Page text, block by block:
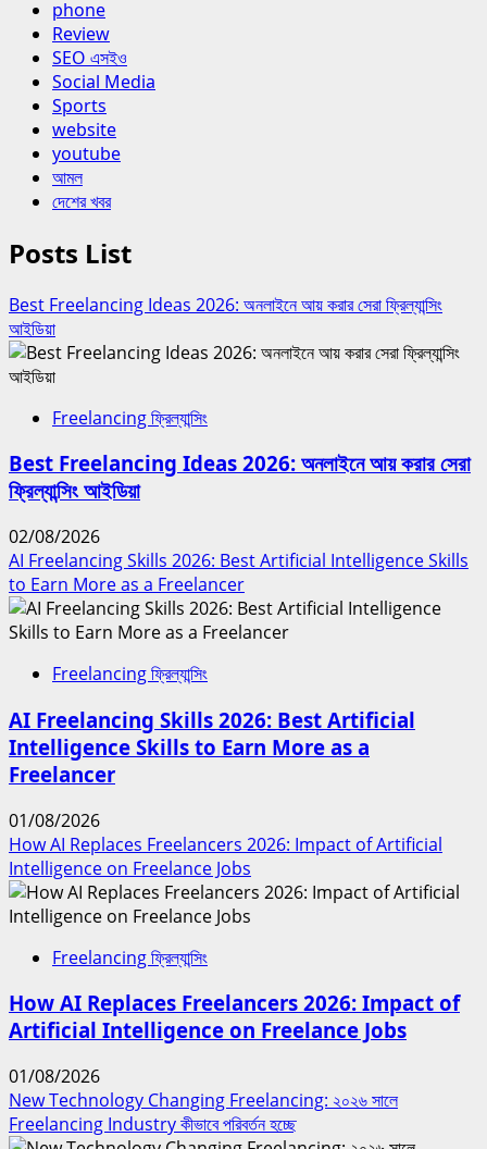
phone
Review
SEO এসইও
Social Media
Sports
website
youtube
আমল
দেশের খবর
Posts List
Best Freelancing Ideas 2026: অনলাইনে আয় করার সেরা ফ্রিল্যান্সিং
আইডিয়া
Freelancing ফ্রিল্যান্সিং
Best Freelancing Ideas 2026: অনলাইনে আয় করার সেরা
ফ্রিল্যান্সিং আইডিয়া
02/08/2026
AI Freelancing Skills 2026: Best Artificial Intelligence Skills
to Earn More as a Freelancer
Freelancing ফ্রিল্যান্সিং
AI Freelancing Skills 2026: Best Artificial
Intelligence Skills to Earn More as a
Freelancer
01/08/2026
How AI Replaces Freelancers 2026: Impact of Artificial
Intelligence on Freelance Jobs
Freelancing ফ্রিল্যান্সিং
How AI Replaces Freelancers 2026: Impact of
Artificial Intelligence on Freelance Jobs
01/08/2026
New Technology Changing Freelancing: ২০২৬ সালে
Freelancing Industry কীভাবে পরিবর্তন হচ্ছে